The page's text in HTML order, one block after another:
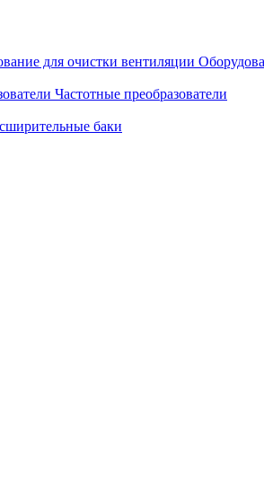
Частотные преобразователи
баки